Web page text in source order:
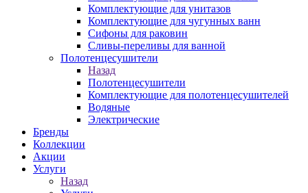
Комплектующие для унитазов
Комплектующие для чугунных ванн
Сифоны для раковин
Сливы-переливы для ванной
Полотенцесушители
Назад
Полотенцесушители
Комплектующие для полотенцесушителей
Водяные
Электрические
Бренды
Коллекции
Акции
Услуги
Назад